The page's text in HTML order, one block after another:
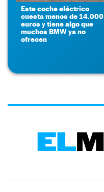
Este coche eléctrico
cuesta menos de 14.000
euros y tiene algo que
muchos BMW ya no
ofrecen